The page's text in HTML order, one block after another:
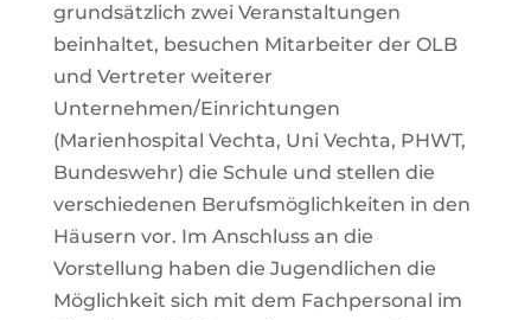
grundsätzlich zwei Veranstaltungen
beinhaltet, besuchen Mitarbeiter der OLB
und Vertreter weiterer
Unternehmen/Einrichtungen
(Marienhospital Vechta, Uni Vechta, PHWT,
Bundeswehr) die Schule und stellen die
verschiedenen Berufsmöglichkeiten in den
Häusern vor. Im Anschluss an die
Vorstellung haben die Jugendlichen die
Möglichkeit sich mit dem Fachpersonal im